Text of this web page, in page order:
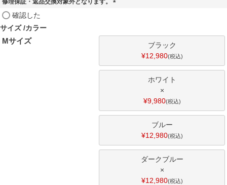
確認した
サイズ カラー
Mサイズ
ブラック
¥12,980 税込
ホワイト
×
¥9,980 税込
ブルー
¥12,980 税込
ダークブルー
×
¥12,980 税込